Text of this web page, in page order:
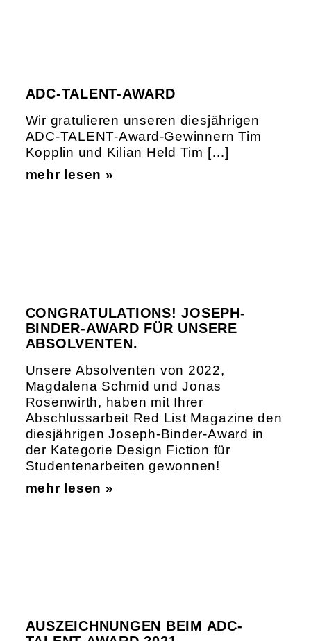
ADC-TALENT-AWARD
Wir gratulieren unseren diesjährigen
ADC-TALENT-Award-Gewinnern Tim
Kopplin und Kilian Held Tim […]
mehr lesen »
CONGRATULATIONS! JOSEPH-
BINDER-AWARD FÜR UNSERE
ABSOLVENTEN.
Unsere Absolventen von 2022,
Magdalena Schmid und Jonas
Rosenwirth, haben mit Ihrer
Abschlussarbeit Red List Magazine den
diesjährigen Joseph-Binder-Award in
der Kategorie Design Fiction für
Studentenarbeiten gewonnen!
mehr lesen »
AUSZEICHNUNGEN BEIM ADC-